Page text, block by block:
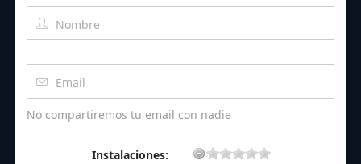
No compartiremos tu email con nadie
Instalaciones: